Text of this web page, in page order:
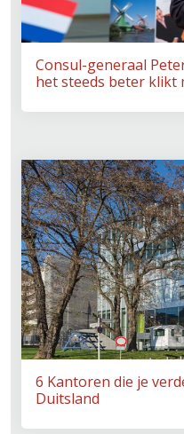
Consul-generaal
het steeds beter klikt
6 Kantoren die je
Duitsland